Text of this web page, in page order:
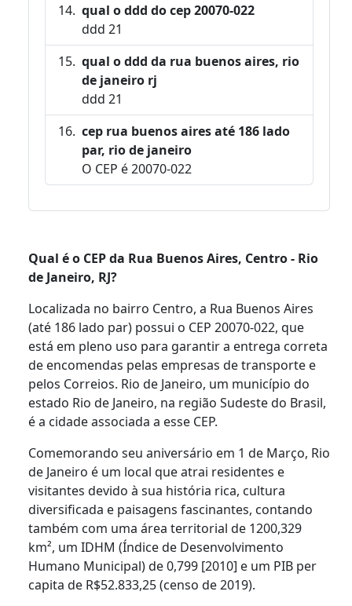
qual o ddd do cep 20070-022
ddd 21
qual o ddd da rua buenos aires, rio
de janeiro rj
ddd 21
cep rua buenos aires até 186 lado
par, rio de janeiro
O CEP é 20070-022
Qual é o CEP da Rua Buenos Aires, Centro - Rio
de Janeiro, RJ?
Localizada no bairro Centro, a Rua Buenos Aires
(até 186 lado par) possui o CEP 20070-022, que
está em pleno uso para garantir a entrega correta
de encomendas pelas empresas de transporte e
pelos Correios. Rio de Janeiro, um município do
estado Rio de Janeiro, na região Sudeste do Brasil,
é a cidade associada a esse CEP.
Comemorando seu aniversário em 1 de Março, Rio
de Janeiro é um local que atrai residentes e
visitantes devido à sua história rica, cultura
diversificada e paisagens fascinantes, contando
também com uma área territorial de 1200,329
km², um IDHM (Índice de Desenvolvimento
Humano Municipal) de 0,799 [2010] e um PIB per
capita de R$52.833,25 (censo de 2019).